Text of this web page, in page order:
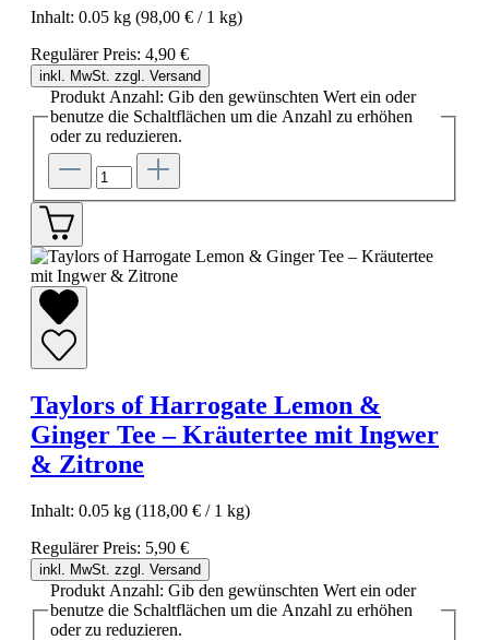
Inhalt: 0.05 kg (98,00 € / 1 kg)
Regulärer Preis: 4,90 €
inkl. MwSt. zzgl. Versand
Produkt Anzahl: Gib den gewünschten Wert ein oder
benutze die Schaltflächen um die Anzahl zu erhöhen
oder zu reduzieren.
Taylors of Harrogate Lemon &
Ginger Tee – Kräutertee mit Ingwer
& Zitrone
Inhalt: 0.05 kg (118,00 € / 1 kg)
Regulärer Preis: 5,90 €
inkl. MwSt. zzgl. Versand
Produkt Anzahl: Gib den gewünschten Wert ein oder
benutze die Schaltflächen um die Anzahl zu erhöhen
oder zu reduzieren.